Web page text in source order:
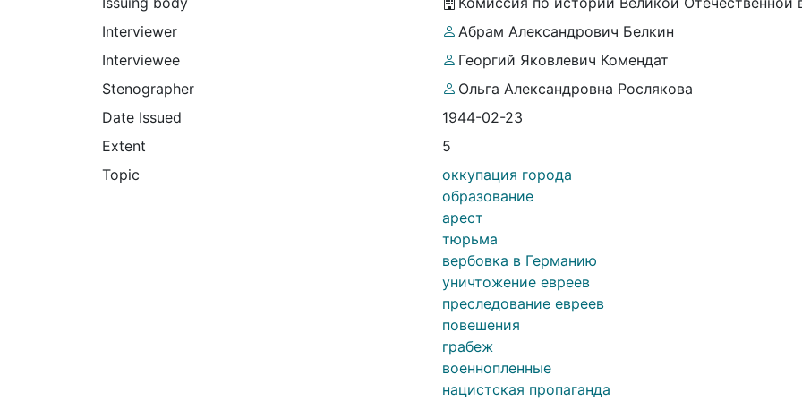
Interviewer
Абрам Александрович Белкин
Interviewee
Георгий Яковлевич Комендат
Stenographer
Ольга Александровна Рослякова
Date Issued
1944-02-23
Extent
5
Topic
оккупация города
образование
арест
тюрьма
вербовка в Германию
уничтожение евреев
преследование евреев
повешения
грабеж
военнопленные
нацистская пропаганда